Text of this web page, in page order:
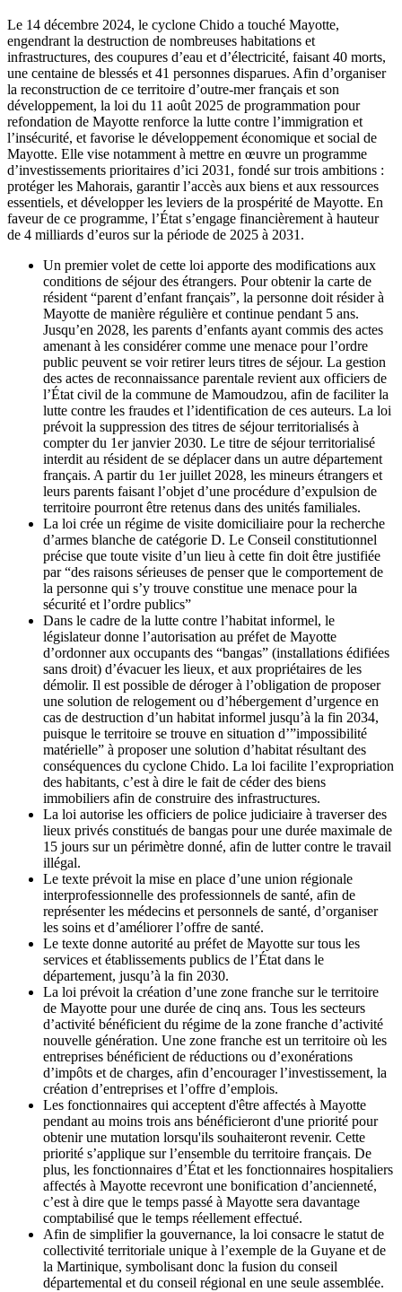
Le 14 décembre 2024, le cyclone Chido a touché Mayotte,
engendrant la destruction de nombreuses habitations et
infrastructures, des coupures d’eau et d’électricité, faisant 40 morts,
une centaine de blessés et 41 personnes disparues. Afin d’organiser
la reconstruction de ce territoire d’outre-mer français et son
développement, la loi du 11 août 2025 de programmation pour
refondation de Mayotte renforce la lutte contre l’immigration et
l’insécurité, et favorise le développement économique et social de
Mayotte. Elle vise notamment à mettre en œuvre un programme
d’investissements prioritaires d’ici 2031, fondé sur trois ambitions :
protéger les Mahorais, garantir l’accès aux biens et aux ressources
essentiels, et développer les leviers de la prospérité de Mayotte. En
faveur de ce programme, l’État s’engage financièrement à hauteur
de 4 milliards d’euros sur la période de 2025 à 2031.
Un premier volet de cette loi apporte des modifications aux
conditions de séjour des étrangers. Pour obtenir la carte de
résident “parent d’enfant français”, la personne doit résider à
Mayotte de manière régulière et continue pendant 5 ans.
Jusqu’en 2028, les parents d’enfants ayant commis des actes
amenant à les considérer comme une menace pour l’ordre
public peuvent se voir retirer leurs titres de séjour. La gestion
des actes de reconnaissance parentale revient aux officiers de
l’État civil de la commune de Mamoudzou, afin de faciliter la
lutte contre les fraudes et l’identification de ces auteurs. La loi
prévoit la suppression des titres de séjour territorialisés à
compter du 1er janvier 2030. Le titre de séjour territorialisé
interdit au résident de se déplacer dans un autre département
français. A partir du 1er juillet 2028, les mineurs étrangers et
leurs parents faisant l’objet d’une procédure d’expulsion de
territoire pourront être retenus dans des unités familiales.
La loi crée un régime de visite domiciliaire pour la recherche
d’armes blanche de catégorie D. Le Conseil constitutionnel
précise que toute visite d’un lieu à cette fin doit être justifiée
par “des raisons sérieuses de penser que le comportement de
la personne qui s’y trouve constitue une menace pour la
sécurité et l’ordre publics”
Dans le cadre de la lutte contre l’habitat informel, le
législateur donne l’autorisation au préfet de Mayotte
d’ordonner aux occupants des “bangas” (installations édifiées
sans droit) d’évacuer les lieux, et aux propriétaires de les
démolir. Il est possible de déroger à l’obligation de proposer
une solution de relogement ou d’hébergement d’urgence en
cas de destruction d’un habitat informel jusqu’à la fin 2034,
puisque le territoire se trouve en situation d’”impossibilité
matérielle” à proposer une solution d’habitat résultant des
conséquences du cyclone Chido. La loi facilite l’expropriation
des habitants, c’est à dire le fait de céder des biens
immobiliers afin de construire des infrastructures.
La loi autorise les officiers de police judiciaire à traverser des
lieux privés constitués de bangas pour une durée maximale de
15 jours sur un périmètre donné, afin de lutter contre le travail
illégal.
Le texte prévoit la mise en place d’une union régionale
interprofessionnelle des professionnels de santé, afin de
représenter les médecins et personnels de santé, d’organiser
les soins et d’améliorer l’offre de santé.
Le texte donne autorité au préfet de Mayotte sur tous les
services et établissements publics de l’État dans le
département, jusqu’à la fin 2030.
La loi prévoit la création d’une zone franche sur le territoire
de Mayotte pour une durée de cinq ans. Tous les secteurs
d’activité bénéficient du régime de la zone franche d’activité
nouvelle génération. Une zone franche est un territoire où les
entreprises bénéficient de réductions ou d’exonérations
d’impôts et de charges, afin d’encourager l’investissement, la
création d’entreprises et l’offre d’emplois.
Les fonctionnaires qui acceptent d'être affectés à Mayotte
pendant au moins trois ans bénéficieront d'une priorité pour
obtenir une mutation lorsqu'ils souhaiteront revenir. Cette
priorité s’applique sur l’ensemble du territoire français. De
plus, les fonctionnaires d’État et les fonctionnaires hospitaliers
affectés à Mayotte recevront une bonification d’ancienneté,
c’est à dire que le temps passé à Mayotte sera davantage
comptabilisé que le temps réellement effectué.
Afin de simplifier la gouvernance, la loi consacre le statut de
collectivité territoriale unique à l’exemple de la Guyane et de
la Martinique, symbolisant donc la fusion du conseil
départemental et du conseil régional en une seule assemblée.